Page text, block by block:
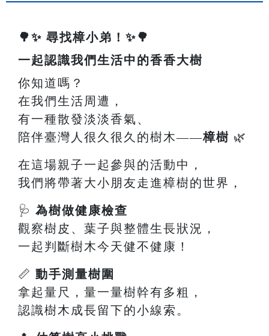
🌳✨ 尋找樟小弟！✨🌳
一起認識我們生活中的香香大樹
你知道嗎？
在我們生活周遭，
有一種散發淡淡香氣、
陪伴臺灣人很久很久的樹木——樟樹 🌿
在這場親子一起參與的活動中，
我們將帶著大小朋友走進樟樹的世界，
🩺 為樹做健康檢查
觀察樹皮、葉子與整體生長狀況，
一起判斷樹木今天健不健康！
📏 動手測量樹圍
拿起量尺，量一量樹幹有多粗，
認識樹木成長留下的小線索。